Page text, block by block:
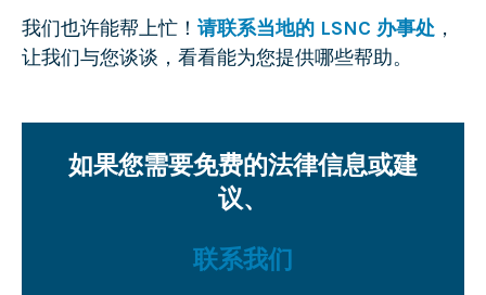
我们也许能帮上忙！ 请联系当地的 LSNC 办事处，
让我们与您谈谈，看看能为您提供哪些帮助。
如果您需要免费的法律信息或建
议、
联系我们